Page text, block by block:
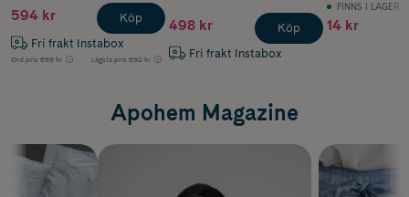
594 kr
Fri frakt Instabox
Ord.pris 699 kr Lägsta pris 692 kr
Köp 498 kr
Fri frakt Instabox
Köp
FINNS I LAGER
14 kr
Apohem Magazine